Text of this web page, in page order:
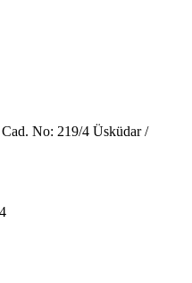
No: 219/4 Üsküdar /